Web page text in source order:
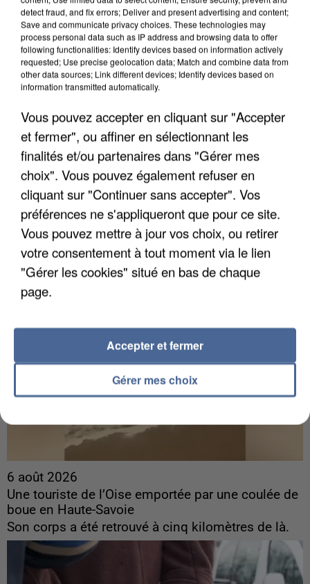
6 août 2026
Gabriel Attal et Raphaël Glucksmann visés par des
ingérences...
Sollicité, Sébastien Lecornu annonce un "travail
commun" avec les partis à la rentrée.
6 août 2026
Une touriste de l’Oise emportée par une coulée de
boue en Haute-Savoie
Son corps a été retrouvé à cinq kilomètres de là.
detect fraud, and fix errors; Deliver and present advertising and content;
Save and communicate privacy choices. These technologies may
process personal data such as IP address and browsing data to offer
following functionalities: Identify devices based on information actively
requested; Use precise geolocation data; Match and combine data from
other data sources; Link different devices; Identify devices based on
information transmitted automatically.
Vous pouvez accepter en cliquant sur "Accepter
et fermer", ou affiner en sélectionnant les
finalités et/ou partenaires dans "Gérer mes
choix". Vous pouvez également refuser en
cliquant sur "Continuer sans accepter". Vos
préférences ne s'appliqueront que pour ce site.
Vous pouvez mettre à jour vos choix, ou retirer
votre consentement à tout moment via le lien
"Gérer les cookies" situé en bas de chaque
page.
Gérer mes choix
Accepter et fermer